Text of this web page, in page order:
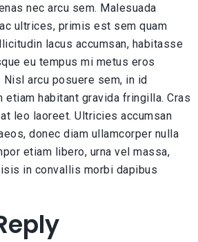
nec arcu sem. Malesuada
ultrices, primis est sem quam
lacus accumsan, habitasse
eu tempus mi metus eros
arcu posuere sem, in id
etiam habitant gravida fringilla. Cras
leo laoreet. Ultricies accumsan
donec diam ullamcorper nulla
etiam libero, urna vel massa,
in convallis morbi dapibus